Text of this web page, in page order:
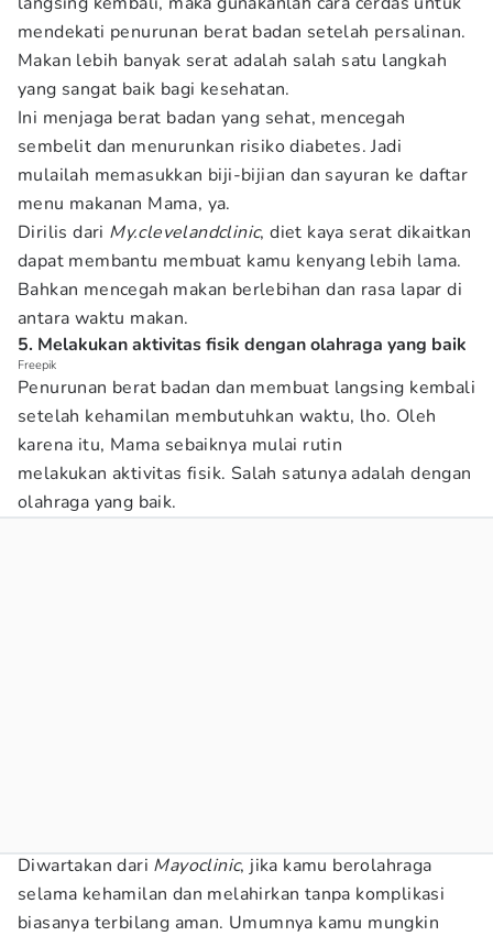
mendekati penurunan berat badan setelah persalinan.
Makan lebih banyak serat adalah salah satu langkah
yang sangat baik bagi kesehatan.
Ini menjaga berat badan yang sehat, mencegah
sembelit dan menurunkan risiko diabetes. Jadi
mulailah memasukkan biji-bijian dan sayuran ke daftar
menu makanan Mama, ya.
Dirilis dari My.clevelandclinic, diet kaya serat dikaitkan
dapat membantu membuat kamu kenyang lebih lama.
Bahkan mencegah makan berlebihan dan rasa lapar di
antara waktu makan.
5. Melakukan aktivitas fisik dengan olahraga yang baik
Freepik
Penurunan berat badan dan membuat langsing kembali
setelah kehamilan membutuhkan waktu, lho. Oleh
karena itu, Mama sebaiknya mulai rutin
melakukan aktivitas fisik. Salah satunya adalah dengan
olahraga yang baik.
Diwartakan dari Mayoclinic, jika kamu berolahraga
selama kehamilan dan melahirkan tanpa komplikasi
biasanya terbilang aman. Umumnya kamu mungkin